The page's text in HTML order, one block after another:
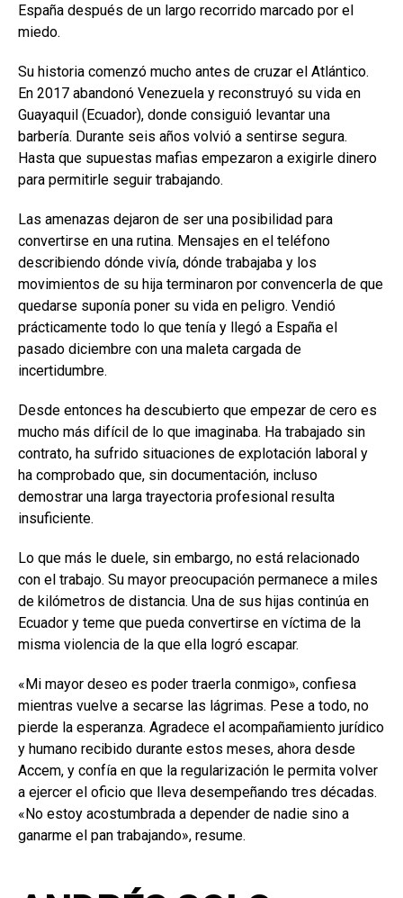
España después de un largo recorrido marcado por el
miedo.
Su historia comenzó mucho antes de cruzar el Atlántico.
En 2017 abandonó Venezuela y reconstruyó su vida en
Guayaquil (Ecuador), donde consiguió levantar una
barbería. Durante seis años volvió a sentirse segura.
Hasta que supuestas mafias empezaron a exigirle dinero
para permitirle seguir trabajando.
Las amenazas dejaron de ser una posibilidad para
convertirse en una rutina. Mensajes en el teléfono
describiendo dónde vivía, dónde trabajaba y los
movimientos de su hija terminaron por convencerla de que
quedarse suponía poner su vida en peligro. Vendió
prácticamente todo lo que tenía y llegó a España el
pasado diciembre con una maleta cargada de
incertidumbre.
Desde entonces ha descubierto que empezar de cero es
mucho más difícil de lo que imaginaba. Ha trabajado sin
contrato, ha sufrido situaciones de explotación laboral y
ha comprobado que, sin documentación, incluso
demostrar una larga trayectoria profesional resulta
insuficiente.
Lo que más le duele, sin embargo, no está relacionado
con el trabajo. Su mayor preocupación permanece a miles
de kilómetros de distancia. Una de sus hijas continúa en
Ecuador y teme que pueda convertirse en víctima de la
misma violencia de la que ella logró escapar.
«Mi mayor deseo es poder traerla conmigo», confiesa
mientras vuelve a secarse las lágrimas. Pese a todo, no
pierde la esperanza. Agradece el acompañamiento jurídico
y humano recibido durante estos meses, ahora desde
Accem, y confía en que la regularización le permita volver
a ejercer el oficio que lleva desempeñando tres décadas.
«No estoy acostumbrada a depender de nadie sino a
ganarme el pan trabajando», resume.